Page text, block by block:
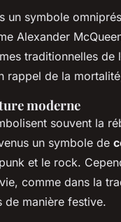
un symbole
Alexander
traditionnelles
rappel de la
moderne
souvent la
un symbole de
punk et le rock.
comme dans la
de manière festive.